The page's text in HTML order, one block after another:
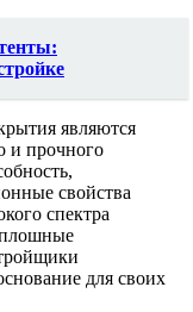
являются
и прочного
свойства
спектра
для своих